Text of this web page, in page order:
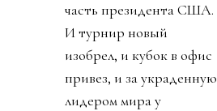
часть президента США.
И турнир новый
изобрел, и кубок в офис
привез, и за украденную
лидером мира у